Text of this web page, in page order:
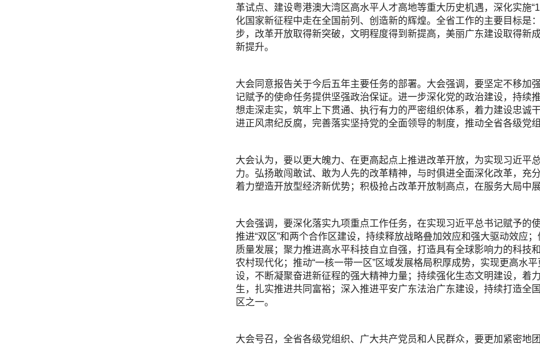
革试点、建设粤港澳大湾区高水平人才高地等重大历史机遇，深化实施
化国家新征程中走在全国前列、创造新的辉煌。全省工作的主要目标是
步，改革开放取得新突破，文明程度得到新提高，美丽广东建设取得新
新提升。
大会同意报告关于今后五年主要任务的部署。大会强调，要坚定不移加
记赋予的使命任务提供坚强政治保证。进一步深化党的政治建设，持续
想走深走实，筑牢上下贯通、执行有力的严密组织体系，着力建设忠诚
进正风肃纪反腐，完善落实坚持党的全面领导的制度，推动全省各级党
大会认为，要以更大魄力、在更高起点上推进改革开放，为实现习近平
力。弘扬敢闯敢试、敢为人先的改革精神，与时俱进全面深化改革，充
着力塑造开放型经济新优势；积极抢占改革开放制高点，在服务大局中展
大会强调，要深化落实九项重点工作任务，在实现习近平总书记赋予的
推进“双区”和两个合作区建设，持续释放战略叠加效应和强大驱动效应
质量发展；聚力推进高水平科技自立自强，打造具有全球影响力的科技
农村现代化；推动“一核一带一区”区域发展格局积厚成势，实现更高水
设，不断凝聚奋进新征程的强大精神力量；持续强化生态文明建设，着
生，扎实推进共同富裕；深入推进平安广东法治广东建设，持续打造全
区之一。
大会号召，全省各级党组织、广大共产党员和人民群众，要更加紧密地